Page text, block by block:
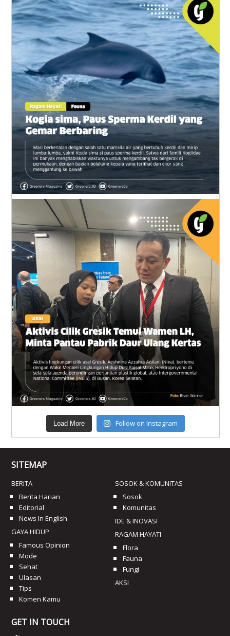
Load More Follow on Instagram
SITEMAP
BERITA
Berita Harian
Editorial
News In English
GAYA HIDUP
Famous Opinion
Mode
Sehat
Ulasan
Tips
Komen Kamu
SOSOK & KOMUNITAS
Sosok
Komunitas
IDE & INOVASI
RAGAM HAYATI
Flora
Fauna
Fungi
AKSI
GET IN TOUCH